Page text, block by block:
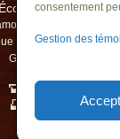
consentement
Gestion des
École de la Mosaïque
de Montpellier, Saint-
Grand, QC, J3N 1C6
450 441-6719
450 441-6721